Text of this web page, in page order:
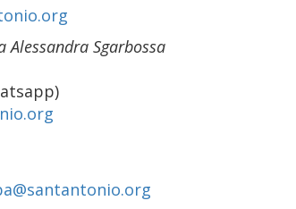
Sgarbossa